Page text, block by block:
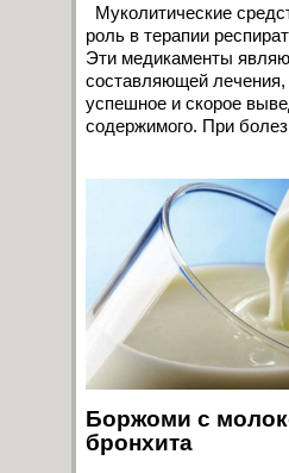
Муколитические
роль в терапии
Эти медикаменты
составляющей
успешное и скорое
содержимого. При
Боржоми с
бронхита